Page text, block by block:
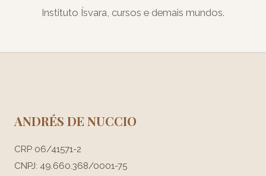
Instituto Ísvara, cursos e demais mundos.
ANDRÉS DE NUCCIO
CRP 06/41571-2
CNPJ: 49.660.368/0001-75